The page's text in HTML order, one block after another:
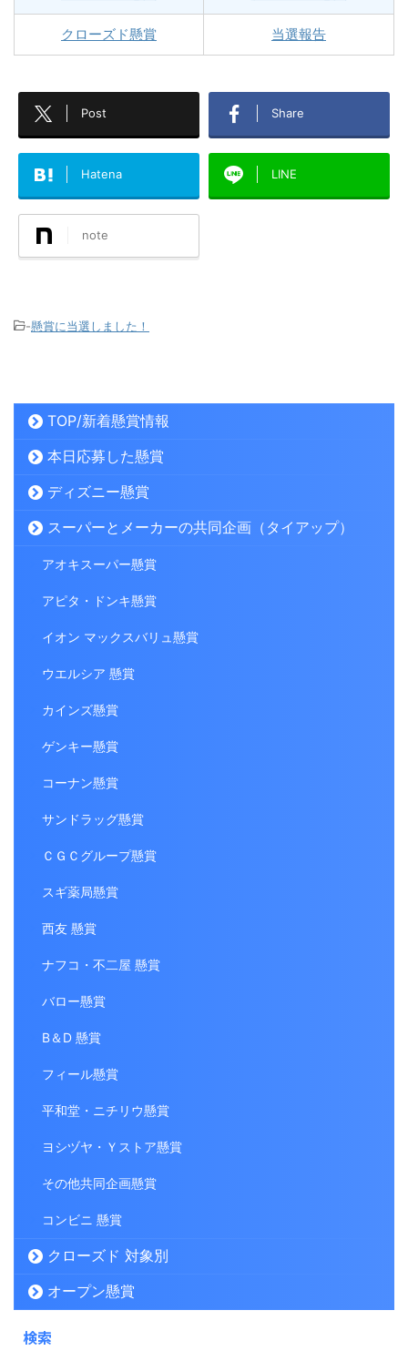
クローズド懸賞 当選報告
Post Share
Hatena LINE
note
-懸賞に当選しました！
TOP/新着懸賞情報
本日応募した懸賞
ディズニー懸賞
スーパーとメーカーの共同企画（タイアップ）
アオキスーパー懸賞
アピタ・ドンキ懸賞
イオン マックスバリュ懸賞
ウエルシア 懸賞
カインズ懸賞
ゲンキー懸賞
コーナン懸賞
サンドラッグ懸賞
ＣＧＣグループ懸賞
スギ薬局懸賞
西友 懸賞
ナフコ・不二屋 懸賞
バロー懸賞
B＆D 懸賞
フィール懸賞
平和堂・ニチリウ懸賞
ヨシヅヤ・Ｙストア懸賞
その他共同企画懸賞
コンビニ 懸賞
クローズド 対象別
オープン懸賞
検索